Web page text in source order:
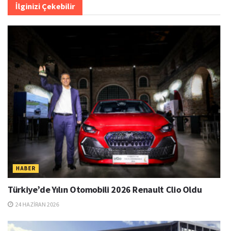
İlginizi Çekebilir
HABER
Türkiye’de Yılın Otomobili 2026 Renault Clio Oldu
24 HAZIRAN 2026